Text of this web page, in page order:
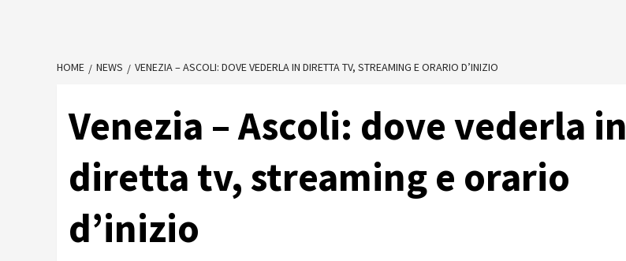
HOME NEWS VENEZIA – ASCOLI: DOVE VEDERLA IN DIRETTA TV, STREAMING E ORARIO D’INIZIO
Venezia – Ascoli: dove vederla in
diretta tv, streaming e orario
d’inizio